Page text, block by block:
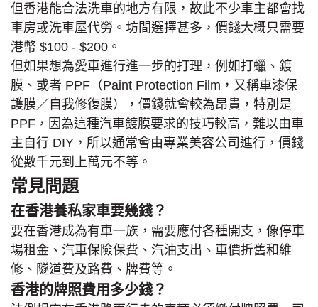
但香港能合法洗車的地方有限，故此不少車主都會找
車房或洗車屋代勞。坊間選擇甚多，價錢大概只需要
港幣 $100 - $200。
但如果想為愛車進行進一步的打理，例如打蠟、鍍
膜、或者 PPF（Paint Protection Film，又稱車漆保
護膜／自我修復膜），價錢就會較為昂貴，特別是
PPF，因為這種汽車鍍膜要求的技巧較高，難以由車
主自行 DIY，所以通常會由專業美容公司進行，價錢
從數千元到上萬元不等。
常見問題
在香港養私家車要幾錢？
要在香港成為有車一族，需要應付各種開支，像停車
場租金、汽車保險保費、汽油支出、車價折舊和維
修、隧道費及路費、牌費等。
香港的牌照費用多少錢？